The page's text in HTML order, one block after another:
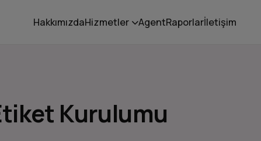
HakkımızdaHizmetler AgentRaporlarİletişim
Kurulumu